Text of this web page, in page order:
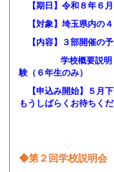
【期日】令和８年６月
【対象】埼玉県内の
【内容】３部開催の
学校概要説明・施
験（６年生のみ）
【申込み開始】５月
もうしばらくお待ちくだ
◆第２回学校説明会